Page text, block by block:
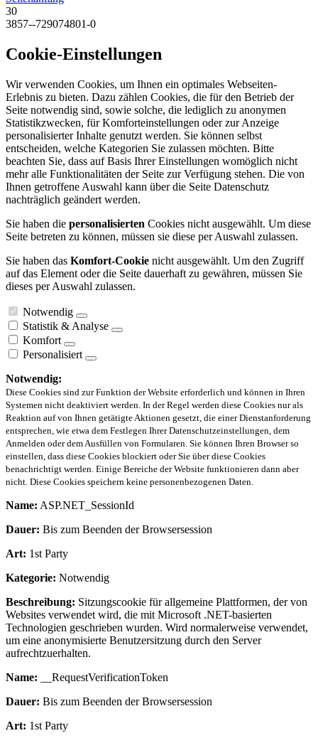
30
3857--729074801-0
Cookie-Einstellungen
Wir verwenden Cookies, um Ihnen ein optimales Webseiten-
Erlebnis zu bieten. Dazu zählen Cookies, die für den Betrieb der
Seite notwendig sind, sowie solche, die lediglich zu anonymen
Statistikzwecken, für Komforteinstellungen oder zur Anzeige
personalisierter Inhalte genutzt werden. Sie können selbst
entscheiden, welche Kategorien Sie zulassen möchten. Bitte
beachten Sie, dass auf Basis Ihrer Einstellungen womöglich nicht
mehr alle Funktionalitäten der Seite zur Verfügung stehen. Die von
Ihnen getroffene Auswahl kann über die Seite Datenschutz
nachträglich geändert werden.
Sie haben die personalisierten Cookies nicht ausgewählt. Um diese
Seite betreten zu können, müssen sie diese per Auswahl zulassen.
Sie haben das Komfort-Cookie nicht ausgewählt. Um den Zugriff
auf das Element oder die Seite dauerhaft zu gewähren, müssen Sie
dieses per Auswahl zulassen.
Notwendig
Statistik & Analyse
Komfort
Personalisiert
Notwendig:
Diese Cookies sind zur Funktion der Website erforderlich und können in Ihren
Systemen nicht deaktiviert werden. In der Regel werden diese Cookies nur als
Reaktion auf von Ihnen getätigte Aktionen gesetzt, die einer Dienstanforderung
entsprechen, wie etwa dem Festlegen Ihrer Datenschutzeinstellungen, dem
Anmelden oder dem Ausfüllen von Formularen. Sie können Ihren Browser so
einstellen, dass diese Cookies blockiert oder Sie über diese Cookies
benachrichtigt werden. Einige Bereiche der Website funktionieren dann aber
nicht. Diese Cookies speichern keine personenbezogenen Daten.
Name: ASP.NET_SessionId
Dauer: Bis zum Beenden der Browsersession
Art: 1st Party
Kategorie: Notwendig
Beschreibung: Sitzungscookie für allgemeine Plattformen, der von
Websites verwendet wird, die mit Microsoft .NET-basierten
Technologien geschrieben wurden. Wird normalerweise verwendet,
um eine anonymisierte Benutzersitzung durch den Server
aufrechtzuerhalten.
Name: __RequestVerificationToken
Dauer: Bis zum Beenden der Browsersession
Art: 1st Party